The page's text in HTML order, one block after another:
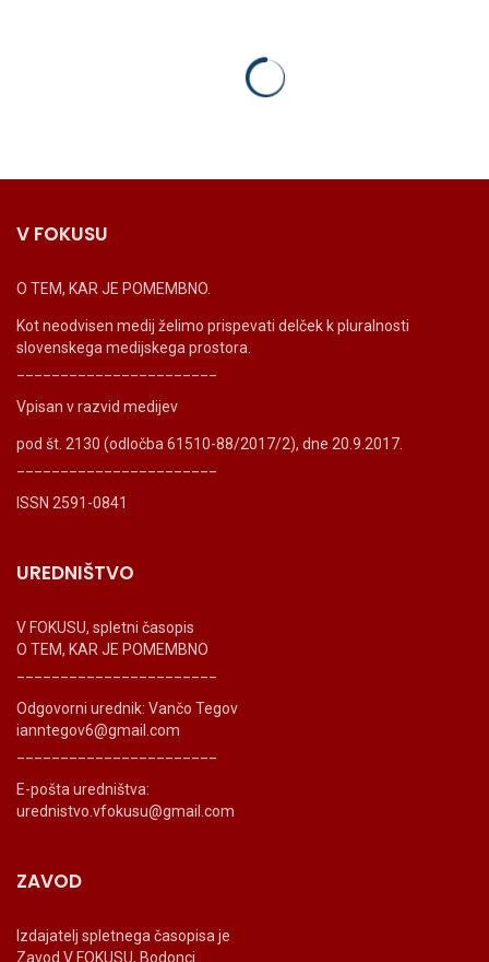
V FOKUSU
O TEM, KAR JE POMEMBNO.
Kot neodvisen medij želimo prispevati delček k pluralnosti
slovenskega medijskega prostora.
Vpisan v razvid medijev
pod št. 2130 (odločba 61510-88/2017/2), dne 20.9.2017.
ISSN 2591-0841
UREDNIŠTVO
V FOKUSU, spletni časopis
O TEM, KAR JE POMEMBNO
Odgovorni urednik: Vančo Tegov
ianntegov6@gmail.com
E-pošta uredništva:
urednistvo.vfokusu@gmail.com
ZAVOD
Izdajatelj spletnega časopisa je
Zavod V FOKUSU, Bodonci